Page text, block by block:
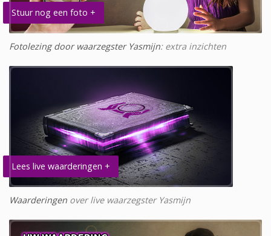
Stuur nog een foto +
Fotolezing door waarzegster Yasmijn: extra inzichten
Lees live waarderingen +
Waarderingen over live waarzegster Yasmijn